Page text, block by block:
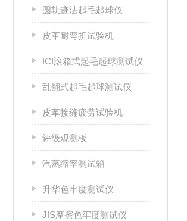
圆轨迹法起毛起球仪
皮革耐弯折试验机
ICI滚箱式起毛起球测试仪
乱翻式起毛起球测试仪
皮革接缝疲劳试验机
评级观测板
汽蒸缩率测试箱
升华色牢度测试仪
JIS摩擦色牢度测试仪